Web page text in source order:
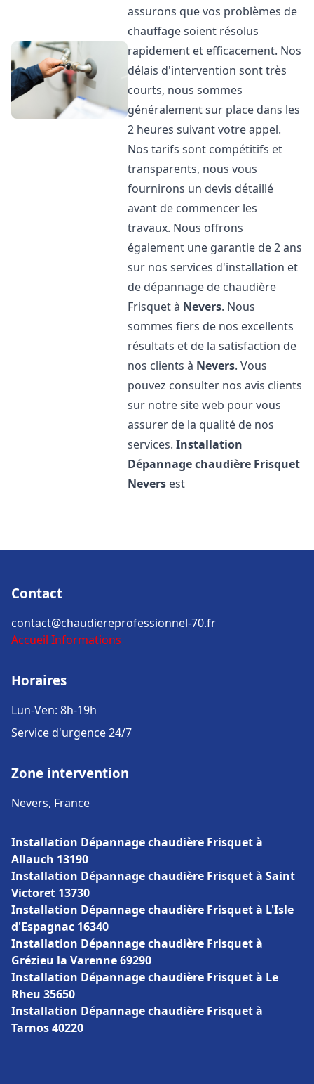
assurons que vos problèmes de
chauffage soient résolus
rapidement et efficacement. Nos
délais d'intervention sont très
courts, nous sommes
généralement sur place dans les
2 heures suivant votre appel.
Nos tarifs sont compétitifs et
transparents, nous vous
fournirons un devis détaillé
avant de commencer les
travaux. Nous offrons
également une garantie de 2 ans
sur nos services d'installation et
de dépannage de chaudière
Frisquet à Nevers. Nous
sommes fiers de nos excellents
résultats et de la satisfaction de
nos clients à Nevers. Vous
pouvez consulter nos avis clients
sur notre site web pour vous
assurer de la qualité de nos
services.Installation
Dépannage chaudière Frisquet
Nevers est
Contact
contact@chaudiereprofessionnel-70.fr
Accueil Informations
Horaires
Lun-Ven: 8h-19h
Service d'urgence 24/7
Zone intervention
Nevers, France
Installation Dépannage chaudière Frisquet à
Allauch 13190
Installation Dépannage chaudière Frisquet à Saint
Victoret 13730
Installation Dépannage chaudière Frisquet à L'Isle
d'Espagnac 16340
Installation Dépannage chaudière Frisquet à
Grézieu la Varenne 69290
Installation Dépannage chaudière Frisquet à Le
Rheu 35650
Installation Dépannage chaudière Frisquet à
Tarnos 40220